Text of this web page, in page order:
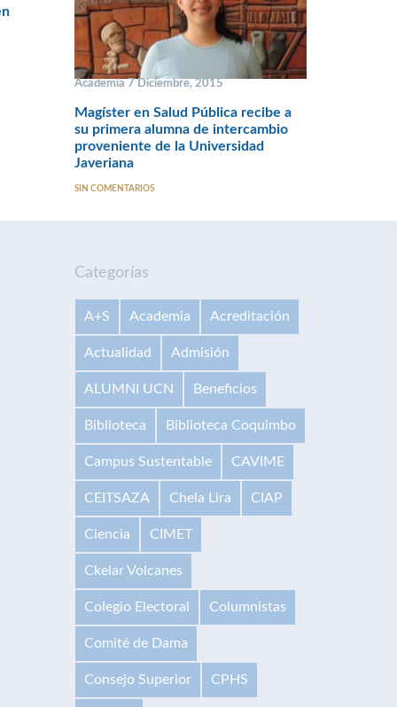
Academia 7 Diciembre, 2015
Magíster en Salud Pública recibe a
su primera alumna de intercambio
proveniente de la Universidad
Javeriana
SIN COMENTARIOS
Categorías
A+S Academia Acreditación
Actualidad Admisión
ALUMNI UCN Beneficios
Biblioteca Biblioteca Coquimbo
Campus Sustentable CAVIME
CEITSAZA Chela Lira CIAP
Ciencia CIMET
Ckelar Volcanes
Colegio Electoral Columnistas
Comité de Dama
Consejo Superior CPHS